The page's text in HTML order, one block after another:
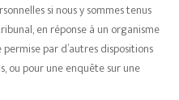
si nous y sommes tenus
en réponse à un organisme
par d’autres dispositions
ou pour une enquête sur une